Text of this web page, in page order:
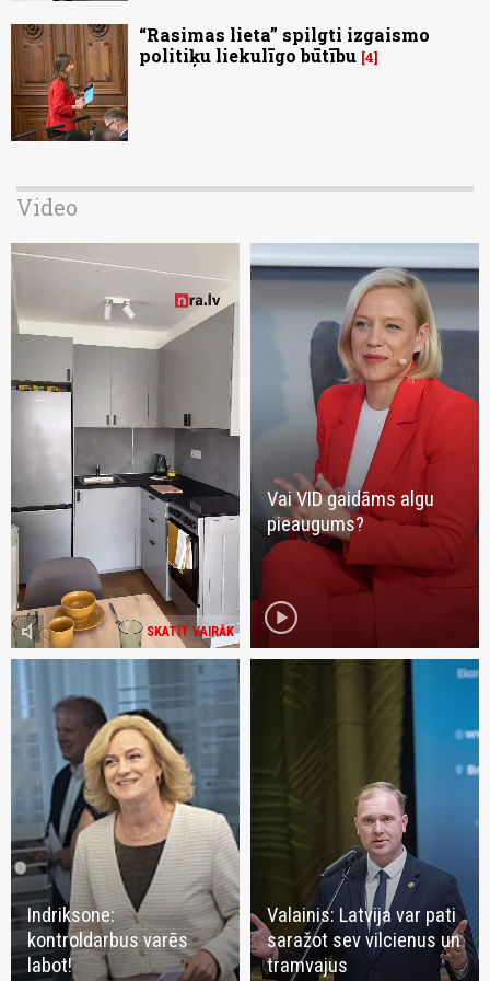
“Rasimas lieta” spilgti izgaismo
politiķu liekulīgo būtību 4
Video
SKATĪT VAIRĀK
volume_mute
Vai VID gaidāms algu
pieaugums?
play_circle
Indriksone:
kontroldarbus varēs
labot!
Valainis: Latvija var pati
saražot sev vilcienus un
tramvajus